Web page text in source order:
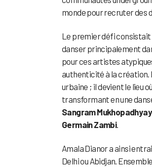
monde pour recruter des
Le premier défi consistait
danser principalement
pour ces artistes
authenticité à la création.
urbaine ; il devient le lieu
transformant en une
Sangram Mukhopadhyay
Germain Zambi.
Amala Dianor a ainsi
Delhi ou Abidjan.